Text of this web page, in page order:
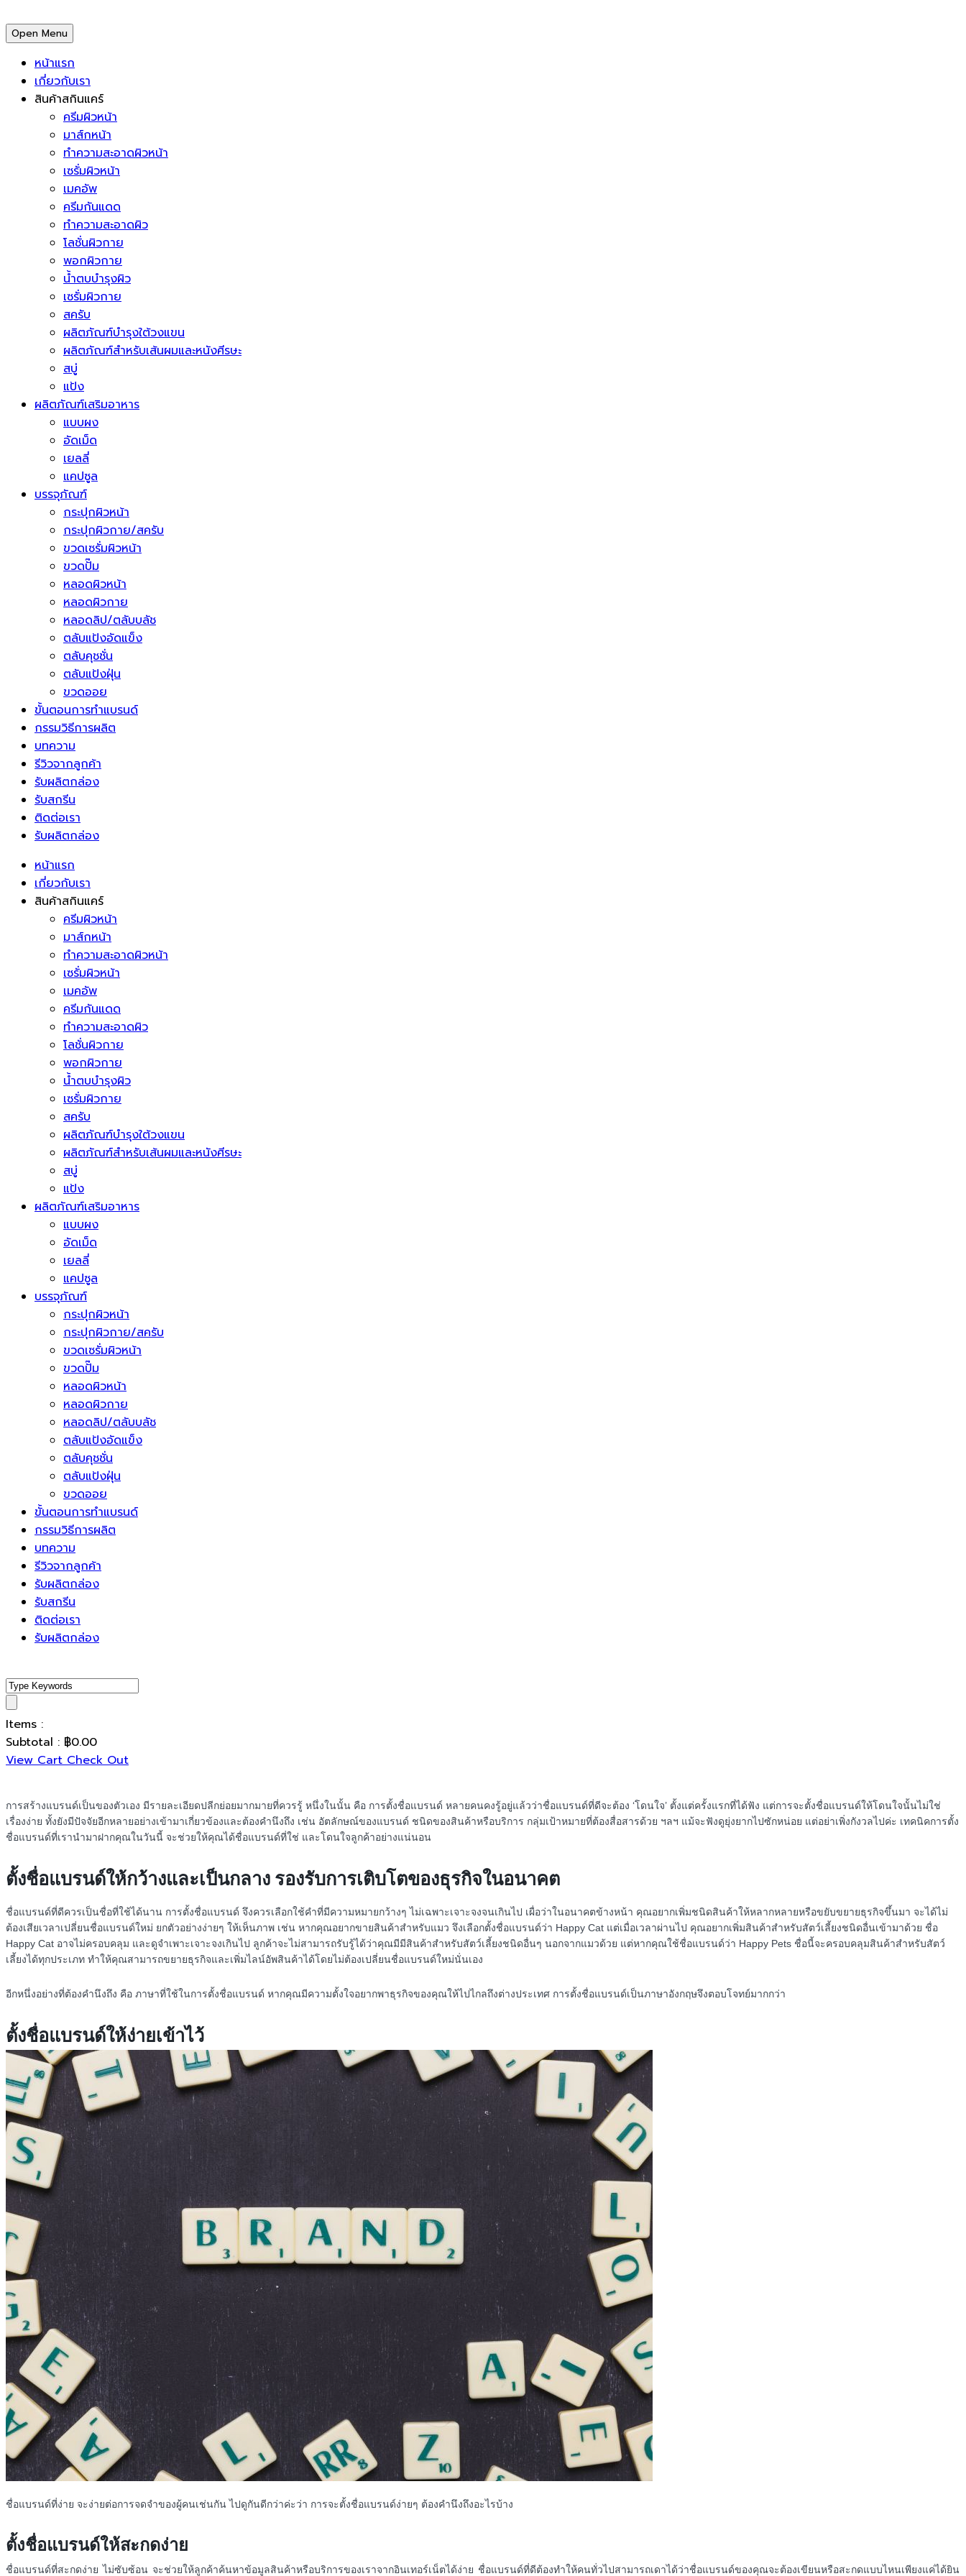
Open Menu
หน้าแรก
เกี่ยวกับเรา
สินค้าสกินแคร์
ครีมผิวหน้า
มาส์กหน้า
ทำความสะอาดผิวหน้า
เซรั่มผิวหน้า
เมคอัพ
ครีมกันแดด
ทำความสะอาดผิว
โลชั่นผิวกาย
พอกผิวกาย
น้ำตบบำรุงผิว
เซรั่มผิวกาย
สครับ
ผลิตภัณฑ์บำรุงใต้วงแขน
ผลิตภัณฑ์สำหรับเส้นผมและหนังศีรษะ
สบู่
แป้ง
ผลิตภัณฑ์เสริมอาหาร
แบบผง
อัดเม็ด
เยลลี่
แคปซูล
บรรจุภัณฑ์
กระปุกผิวหน้า
กระปุกผิวกาย/สครับ
ขวดเซรั่มผิวหน้า
ขวดปั๊ม
หลอดผิวหน้า
หลอดผิวกาย
หลอดลิป/ตลับบลัช
ตลับแป้งอัดแข็ง
ตลับคุชชั่น
ตลับแป้งฝุ่น
ขวดออย
ขั้นตอนการทำแบรนด์
กรรมวิธีการผลิต
บทความ
รีวิวจากลูกค้า
รับผลิตกล่อง
รับสกรีน
ติดต่อเรา
รับผลิตกล่อง
หน้าแรก
เกี่ยวกับเรา
สินค้าสกินแคร์
ครีมผิวหน้า
มาส์กหน้า
ทำความสะอาดผิวหน้า
เซรั่มผิวหน้า
เมคอัพ
ครีมกันแดด
ทำความสะอาดผิว
โลชั่นผิวกาย
พอกผิวกาย
น้ำตบบำรุงผิว
เซรั่มผิวกาย
สครับ
ผลิตภัณฑ์บำรุงใต้วงแขน
ผลิตภัณฑ์สำหรับเส้นผมและหนังศีรษะ
สบู่
แป้ง
ผลิตภัณฑ์เสริมอาหาร
แบบผง
อัดเม็ด
เยลลี่
แคปซูล
บรรจุภัณฑ์
กระปุกผิวหน้า
กระปุกผิวกาย/สครับ
ขวดเซรั่มผิวหน้า
ขวดปั๊ม
หลอดผิวหน้า
หลอดผิวกาย
หลอดลิป/ตลับบลัช
ตลับแป้งอัดแข็ง
ตลับคุชชั่น
ตลับแป้งฝุ่น
ขวดออย
ขั้นตอนการทำแบรนด์
กรรมวิธีการผลิต
บทความ
รีวิวจากลูกค้า
รับผลิตกล่อง
รับสกรีน
ติดต่อเรา
รับผลิตกล่อง
Items :
Subtotal : ฿0.00
View CartCheck Out
การสร้างแบรนด์เป็นของตัวเอง มีรายละเอียดปลีกย่อยมากมายที่ควรรู้ หนึ่งในนั้น คือ การตั้งชื่อแบรนด์ หลายคนคงรู้อยู่แล้วว่าชื่อแบรนด์ที่ดีจะต้อง ‘โดนใจ’ ตั้งแต่ครั้งแรกที่ได้ฟัง แต่การจะตั้งชื่อแบรนด์ให้โดนใจนั้นไม่ใช่
เรื่องง่าย ทั้งยังมีปัจจัยอีกหลายอย่างเข้ามาเกี่ยวข้องและต้องคำนึงถึง เช่น อัตลักษณ์ของแบรนด์ ชนิดของสินค้าหรือบริการ กลุ่มเป้าหมายที่ต้องสื่อสารด้วย ฯลฯ แม้จะฟังดูยุ่งยากไปซักหน่อย แต่อย่าเพิ่งกังวลไปค่ะ เทคนิคการตั้ง
ชื่อแบรนด์ที่เรานำมาฝากคุณในวันนี้ จะช่วยให้คุณได้ชื่อแบรนด์ที่ใช่ และโดนใจลูกค้าอย่างแน่นอน
ตั้งชื่อแบรนด์ให้กว้างและเป็นกลาง รองรับการเติบโตของธุรกิจในอนาคต
ชื่อแบรนด์ที่ดีควรเป็นชื่อที่ใช้ได้นาน การตั้งชื่อแบรนด์ จึงควรเลือกใช้คำที่มีความหมายกว้างๆ ไม่เฉพาะเจาะจงจนเกินไป เผื่อว่าในอนาคตข้างหน้า คุณอยากเพิ่มชนิดสินค้าให้หลากหลายหรือขยับขยายธุรกิจขึ้นมา จะได้ไม่
ต้องเสียเวลาเปลี่ยนชื่อแบรนด์ใหม่ ยกตัวอย่างง่ายๆ ให้เห็นภาพ เช่น หากคุณอยากขายสินค้าสำหรับแมว จึงเลือกตั้งชื่อแบรนด์ว่า Happy Cat แต่เมื่อเวลาผ่านไป คุณอยากเพิ่มสินค้าสำหรับสัตว์เลี้ยงชนิดอื่นเข้ามาด้วย ชื่อ
Happy Cat อาจไม่ครอบคลุม และดูจำเพาะเจาะจงเกินไป ลูกค้าจะไม่สามารถรับรู้ได้ว่าคุณมีมีสินค้าสำหรับสัตว์เลี้ยงชนิดอื่นๆ นอกจากแมวด้วย แต่หากคุณใช้ชื่อแบรนด์ว่า Happy Pets ชื่อนี้จะครอบคลุมสินค้าสำหรับสัตว์
เลี้ยงได้ทุกประเภท ทำให้คุณสามารถขยายธุรกิจและเพิ่มไลน์อัพสินค้าได้โดยไม่ต้องเปลี่ยนชื่อแบรนด์ใหม่นั่นเอง
อีกหนึ่งอย่างที่ต้องคำนึงถึง คือ ภาษาที่ใช้ในการตั้งชื่อแบรนด์ หากคุณมีความตั้งใจอยากพาธุรกิจของคุณให้ไปไกลถึงต่างประเทศ การตั้งชื่อแบรนด์เป็นภาษาอังกฤษจึงตอบโจทย์มากกว่า
ตั้งชื่อแบรนด์ให้ง่ายเข้าไว้
ชื่อแบรนด์ที่ง่าย จะง่ายต่อการจดจำของผู้คนเช่นกัน ไปดูกันดีกว่าค่ะว่า การจะตั้งชื่อแบรนด์ง่ายๆ ต้องคำนึงถึงอะไรบ้าง
ตั้งชื่อแบรนด์ให้สะกดง่าย
ชื่อแบรนด์ที่สะกดง่าย ไม่ซับซ้อน จะช่วยให้ลูกค้าค้นหาข้อมูลสินค้าหรือบริการของเราจากอินเทอร์เน็ตได้ง่าย ชื่อแบรนด์ที่ดีต้องทำให้คนทั่วไปสามารถเดาได้ว่าชื่อแบรนด์ของคุณจะต้องเขียนหรือสะกดแบบไหนเพียงแค่ได้ยิน